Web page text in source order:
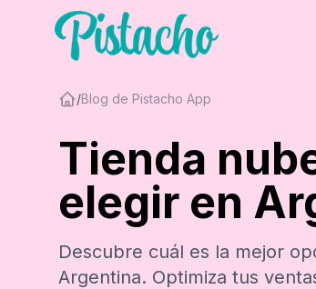
/Blog de Pistacho App
Tienda
elegir en
Descubre cuál es la mejor
Argentina. Optimiza tus